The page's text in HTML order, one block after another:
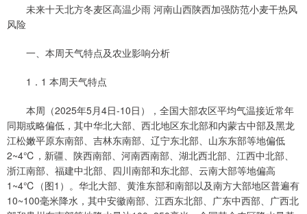
未来十天北方冬麦区高温少雨 河南山西陕西加强防范小麦干热风
风险
一、本周天气特点及农业影响分析
1．1 本周天气特点
本周（2025年5月4日-10日），全国大部农区平均气温接近常年
同期或略偏低，其中华北大部、西北地区东北部和内蒙古中部及黑龙
江松嫩平原东南部、吉林东南部、辽宁东北部、山东东部等地偏低
2~4℃，新疆、陕西南部、河南西南部、湖北西北部、江西中北部、
浙江南部、福建中北部、四川南部和东北部、云南大部等地偏高
1~4℃（图1）。华北大部、黄淮东部和南部以及南方大部地区普遍有
10~100毫米降水，其中安徽南部、江西东北部、广东中西部、广西北